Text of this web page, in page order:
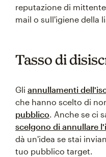
reputazione di
mail o sull'igiene della
Tasso di
Gli annullamenti
che hanno scelto di
pubblico. Anche se ci
scelgono di annullare
dà un'idea se stai
tuo pubblico target.